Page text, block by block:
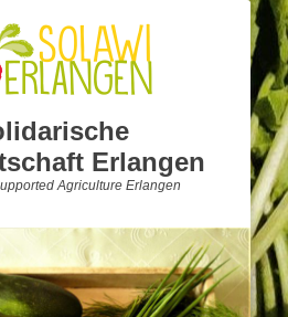
Erlangen
Agriculture Erlangen